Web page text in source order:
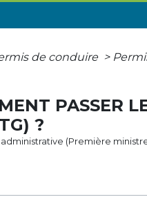
de conduire >
PASSER
?
(Première